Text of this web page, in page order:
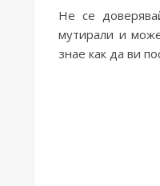
Не се
мутирали и
знае как да ви